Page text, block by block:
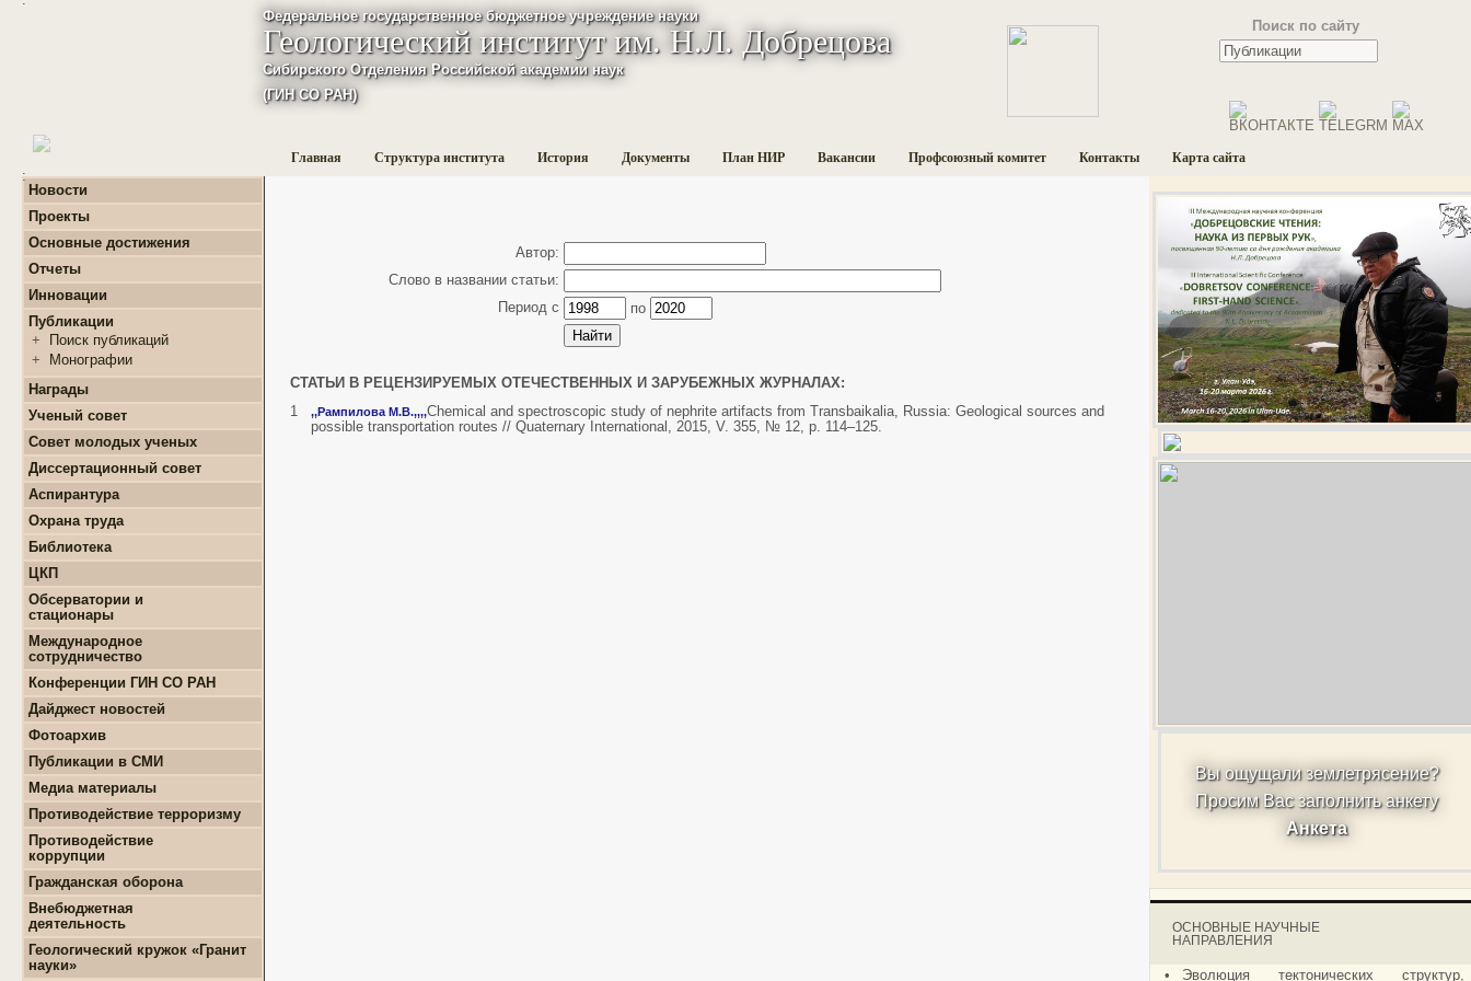
Федеральное государственное бюджетное учреждение науки
Геологический институт им. Н.Л. Добрецова
Сибирского Отделения Российской академии наук
(ГИН СО РАН)
Главная Структура института История Документы План НИР Вакансии Профсоюзный комитет Контакты Карта сайта
Поиск по сайту
:
Новости
Проекты
+
базовые проекты по
приоритетным
+ Гранты
+ Международные
проекты и соглашения
+
Завершенные проекты.
Основные достижения
Отчеты
+
Фундаментальные
базовые проекты по
приоритетным
направлениям РАН
Программы Президиума
РАН
+
Программы Отделения
наук о Земле РАН
+ Проекты Комплексной
программы Сибирского
отделения РАН
Инновации
Публикации
+
Поиск публикаций
+
Монографии
Награды
Ученый совет
Совет молодых ученых
+
+
Список молодых ученых
+
Положение о СМУ ГИН
СО РАН
+ ФЦП "ЖИЛИЩЕ"
+ Популяризация науки
Диссертационный совет
Аспирантура
+
деятельность
+ Информация для
поступающих
+ Поступление в ВУЗ
онлайн
+ Аттестация аспирантов
+ Личные кабинеты
аспирантов
+
Нормативные документы
+
Полезные ссылки
Охрана труда
Библиотека
ЦКП
+
+ Оборудование
+
образцов
+ Документы
Обсерватории и
стационары
+
+ Обсерватории
+
Стационары
+
Контакты
Международное
сотрудничество
Конференции ГИН СО РАН
Дайджест новостей
+
Геология
+ Месторождения
+ Землятрясения
+
Вулканы
+
+ Экономика
+ Палеонтология
+ Интересно
Фотоархив
Публикации в СМИ
Медиа материалы
Противодействие терроризму
Противодействие
коррупции
+
Нормативно-правовые и
иные акты в сфере
противодействия
коррупции
+
Методические
материалы
+ Формы документов,
Гражданская оборона
Внебюджетная
деятельность
+
Геологоразведочные
работы
Геотехнические
Геологический кружок «Гранит
науки»
Автор:
Слово в названии статьи:
Период с
по
СТАТЬИ В РЕЦЕНЗИРУЕМЫХ ОТЕЧЕСТВЕННЫХ И ЗАРУБЕЖНЫХ ЖУРНАЛАХ:
1
,,Рампилова М.В.,,,,Chemical and spectroscopic study of nephrite artifacts from Transbaikalia, Russia: Geological sources and
possible transportation routes // Quaternary International, 2015, V. 355, № 12, р. 114–125.
Вы ощущали землетрясение?
Просим Вас заполнить анкету
Анкета
ОСНОВНЫЕ НАУЧНЫЕ
НАПРАВЛЕНИЯ
•
Эволюция тектонических структур,